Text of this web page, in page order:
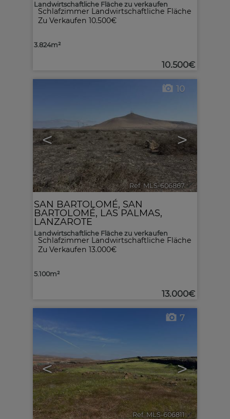
Schlafzimmer Landwirtschaftliche Fläche
Zu Verkaufen 10.500€
Landwirtschaftliche Fläche zu verkaufen
3.824m²
10.500€
< >
10
Ref. MLS-606867 🔗
Schlafzimmer Landwirtschaftliche Fläche
Zu Verkaufen 13.000€
SAN BARTOLOMÉ, SAN
BARTOLOMÉ, LAS PALMAS,
LANZAROTE
Landwirtschaftliche Fläche zu verkaufen
5.100m²
13.000€
< >
7
Ref. MLS-606811 🔗